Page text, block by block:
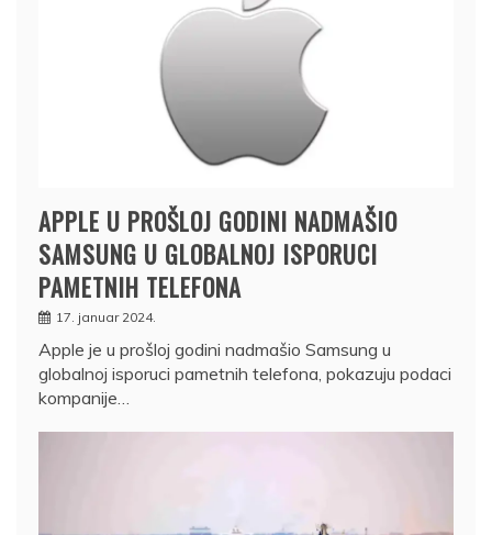
APPLE U PROŠLOJ GODINI NADMAŠIO
SAMSUNG U GLOBALNOJ ISPORUCI
PAMETNIH TELEFONA
17. januar 2024.
Apple je u prošloj godini nadmašio Samsung u
globalnoj isporuci pametnih telefona, pokazuju podaci
kompanije…